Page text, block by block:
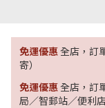
免運優惠全店，訂
寄）
免運優惠全店，訂
局／智郵站／便利店